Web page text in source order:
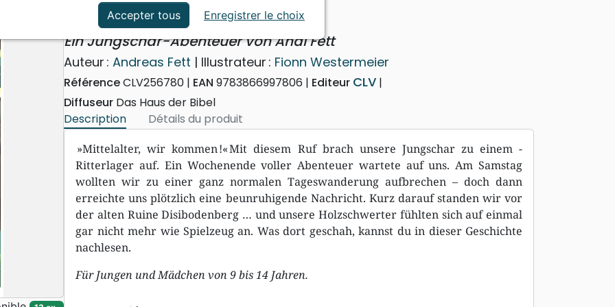
Événements actuels
Stürmt die Burg!
Ein Jungschar-Abenteuer von Andi Fett
Auteur :Andreas Fett | Illustrateur : Fionn Westermeier
RéférenceCLV256780 EAN 9783866997806 Editeur CLV
Diffuseur Das Haus der Bibel
Description
Détails du produit
»Mittelalter, wir kommen !« Mit diesem Ruf brach unsere Jungschar zu einem ­
Ritterlager auf. Ein Wochenende voller Abenteuer wartete auf uns. Am Samstag
wollten wir zu einer ganz normalen Tageswanderung aufbrechen – doch dann
erreichte uns plötzlich eine beunruhigende Nachricht. Kurz darauf standen wir vor
der alten Ruine Disibodenberg … und unsere Holzschwerter fühlten sich auf einmal
gar nicht mehr wie Spielzeug an. Was dort geschah, kannst du in dieser Geschichte
nachlesen.
Für Jungen und Mädchen von 9 bis 14 Jahren.
Accepter tous Enregistrer le choix